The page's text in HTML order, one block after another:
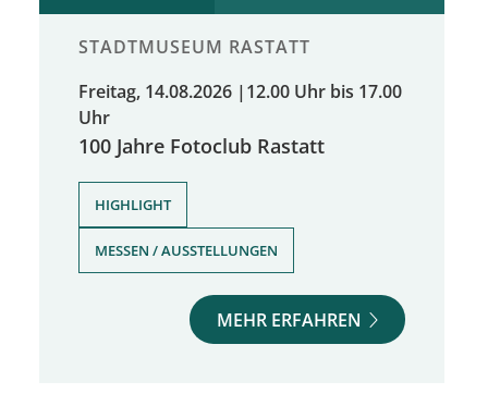
STADTMUSEUM RASTATT
Freitag, 14.08.2026 | 12.00 Uhr bis 17.00
Uhr
100 Jahre Fotoclub Rastatt
HIGHLIGHT
MESSEN / AUSSTELLUNGEN
MEHR ERFAHREN